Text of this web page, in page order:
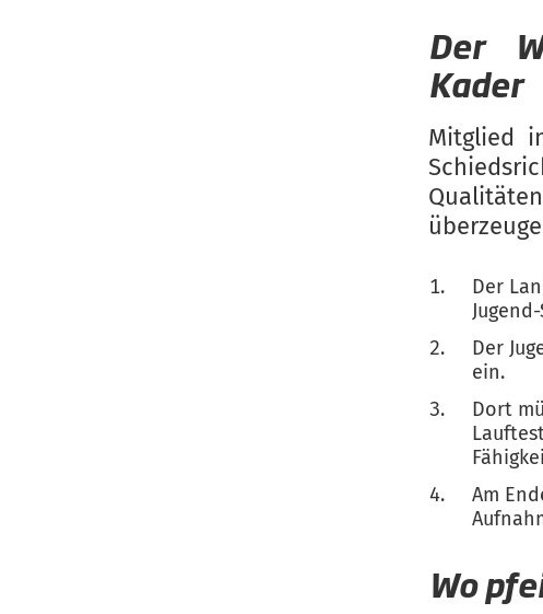
Der
Kader
Mitglied
Der
Jugend-
Der
ein.
Dort
Am
Wo